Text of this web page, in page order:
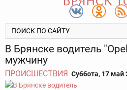
В Брянске водитель
мужчину
ПРОИСШЕСТВИЯ Суббота, 17 май